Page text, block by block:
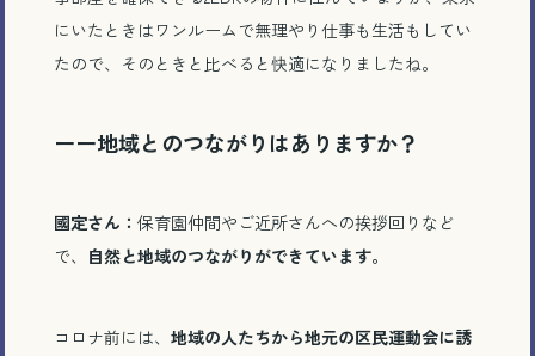
とじる
にいたときはワンルームで無理やり仕事も生活もしてい
たので、そのときと比べると快適になりましたね。
ーー地域とのつながりはありますか？
國定さん： 保育園仲間やご近所さんへの挨拶回りなど
で、
自然と地域のつながりができています。
コロナ前には、 地域の人たちから地元の区民運動会に誘